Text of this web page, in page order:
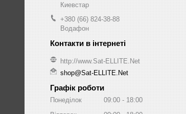
Киевстар
+380 (66) 824-38-88
Водафон
http://www.Sat-ELLITE.Net
shop@Sat-ELLITE.Net
Графік роботи
Понеділок 09:00
18:00